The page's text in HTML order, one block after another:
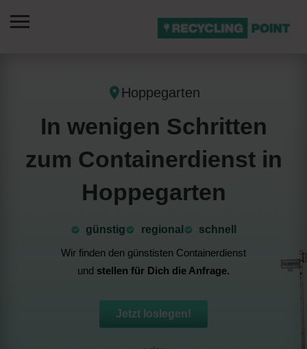
Hoppegarten
In wenigen Schritten
zum Containerdienst in
Hoppegarten
günstig ⁠regional
schnell
Wir finden den günstisten Containerdienst
und stellen für Dich die Anfrage.
Jetzt loslegen!